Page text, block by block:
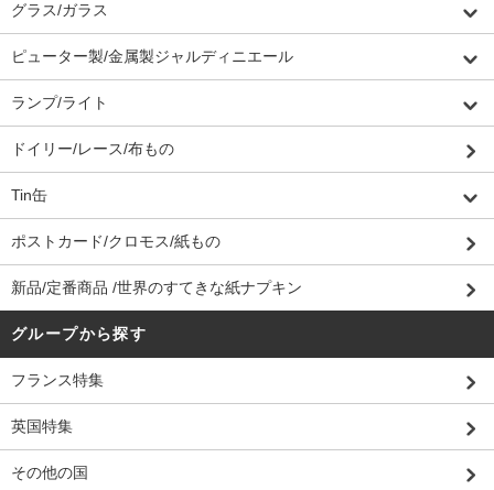
グラス/ガラス
ピューター製/金属製ジャルディニエール
ランプ/ライト
ドイリー/レース/布もの
Tin缶
ポストカード/クロモス/紙もの
新品/定番商品 /世界のすてきな紙ナプキン
グループから探す
フランス特集
英国特集
その他の国